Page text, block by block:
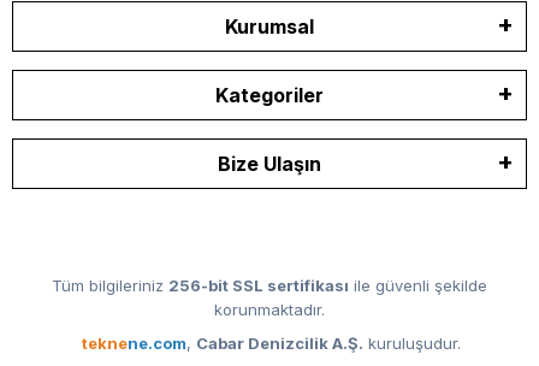
Kurumsal
Kategoriler
Bize Ulaşın
Tüm bilgileriniz 256-bit SSL sertifikası ile güvenli şekilde
korunmaktadır.
teknene.com, Cabar Denizcilik A.Ş. kuruluşudur.